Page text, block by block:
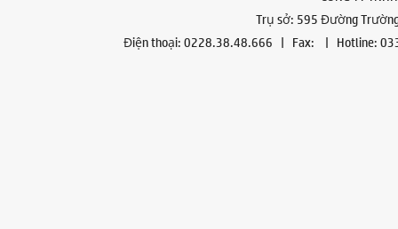
Trụ sở: 595 Đường
Điện thoại: 0228.38.48.666 | Fax: | Hotline: